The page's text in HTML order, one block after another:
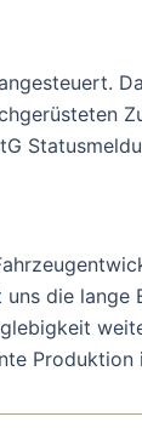
die
Produktion